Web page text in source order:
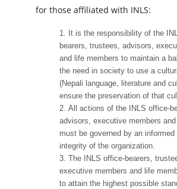
for those affiliated with INLS:
It is the responsibility of the
bearers, trustees, advisors,
and life members to maintain a
the need in society to use a
(Nepali language, literature and
ensure the preservation of that
All actions of the INLS office-
advisors, executive members
must be governed by an
integrity of the organization.
The INLS office-bearers,
executive members and life
to attain the highest possible